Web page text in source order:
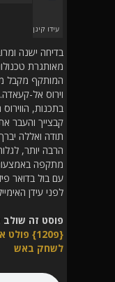
עידו קינן
בדיחה ישנה
מאותגרת
המותקף מקבל
וירוס אל-
בתכנות,
קבצייך והעבר
תודה ואללה
הרבה יותר,
מתקפה
עם בול בדואר
לפני עידן
פוסט זה שולב
{פ120}
לשחק באש